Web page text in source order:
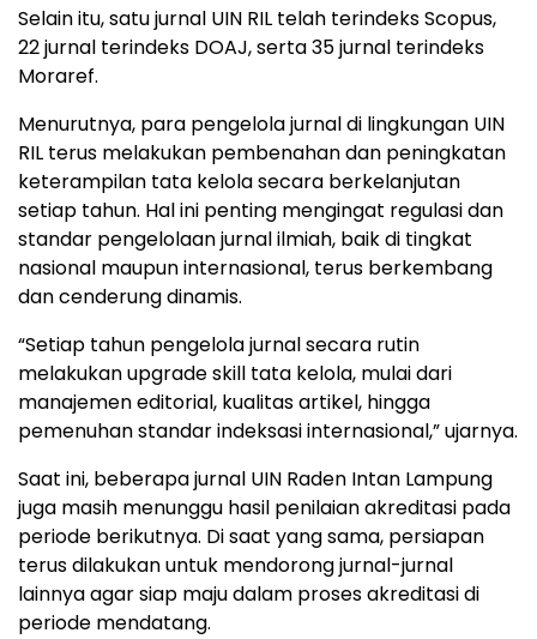
Selain itu, satu jurnal UIN RIL telah terindeks Scopus,
22 jurnal terindeks DOAJ, serta 35 jurnal terindeks
Moraref.
Menurutnya, para pengelola jurnal di lingkungan UIN
RIL terus melakukan pembenahan dan peningkatan
keterampilan tata kelola secara berkelanjutan
setiap tahun. Hal ini penting mengingat regulasi dan
standar pengelolaan jurnal ilmiah, baik di tingkat
nasional maupun internasional, terus berkembang
dan cenderung dinamis.
“Setiap tahun pengelola jurnal secara rutin
melakukan upgrade skill tata kelola, mulai dari
manajemen editorial, kualitas artikel, hingga
pemenuhan standar indeksasi internasional,” ujarnya.
Saat ini, beberapa jurnal UIN Raden Intan Lampung
juga masih menunggu hasil penilaian akreditasi pada
periode berikutnya. Di saat yang sama, persiapan
terus dilakukan untuk mendorong jurnal-jurnal
lainnya agar siap maju dalam proses akreditasi di
periode mendatang.